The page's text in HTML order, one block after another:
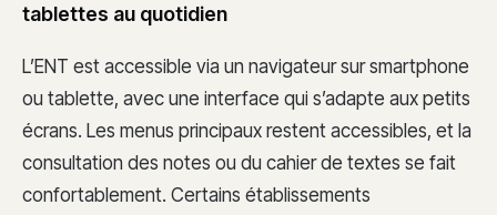
tablettes au quotidien
L’ENT est accessible via un navigateur sur smartphone
ou tablette, avec une interface qui s’adapte aux petits
écrans. Les menus principaux restent accessibles, et la
consultation des notes ou du cahier de textes se fait
confortablement. Certains établissements